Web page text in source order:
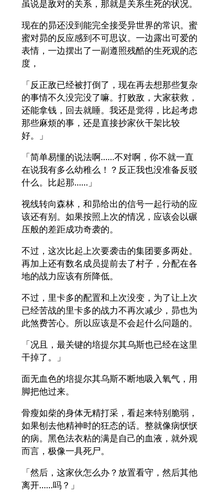
虽说是敌对的关系，那就是关系生死的状况。
现在的昴还没到能完全接受异世界的常识。蜜
蜜对昴的反应感到不可思议。一边露出可爱的
表情，一边摆出了一副遵照残酷的生死观的态
度，
「反正敌已经被打倒了，现在再去想那些复杂
的事情不久没完没了嘛。打败敌，大家获救，
还能拿钱，回去就睡。我还是觉得，比起考虑
那些麻烦的事，还是直接抄家伙干架比较
好。」
「简单易懂的说法啊……不对啊，你不就一直
在说我有多么幼稚么！？反正我也没准备反驳
什么。比起那……」
视线转向森林，和昴给出的信号一起行动的应
该还有别。如果按照上次的情况，应该会以碾
压般的差距成功奇袭的。
不过，这次比起上次要袭击的集团要多两处。
再加上还有数名成员提前去了村子，分配在各
地的战力应该有所降低。
不过，里卡多的配置和上次没变，为了让上次
已经苦战的里卡多的战力不再次减少，昴也为
此煞费苦心。所以应该是不会起什么问题的。
「况且，最关键的培提尔其乌斯也已经在这里
干掉了。」
面无血色的培提尔其乌斯不断地吸入氧气，用
脚把他过来。
骨瘦如柴的身体无精打采，看起来特别脆弱，
如果刨去他精神时的狂态的话。整就像病恹恹
的病。黑色法衣粘的满是自己的血液，就外观
而言，极像一具死尸。
「然后，这家伙怎么办？放置看守，然后其他
离开……吗？」